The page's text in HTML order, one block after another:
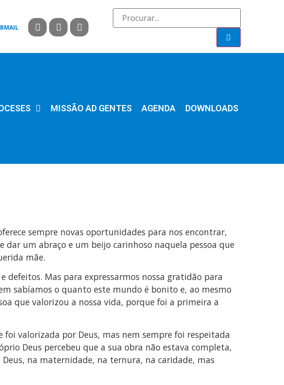
MISSÃO AD GENTES AGENDA DOWNLOADS
sempre novas oportunidades para nos encontrar,
um abraço e um beijo carinhoso naquela pessoa que
mãe.
defeitos. Mas para expressarmos nossa gratidão para
sabíamos o quanto este mundo é bonito e, ao mesmo
que valorizou a nossa vida, porque foi a primeira a
valorizada por Deus, mas nem sempre foi respeitada
Deus percebeu que a sua obra não estava completa,
na maternidade, na ternura, na caridade, mas